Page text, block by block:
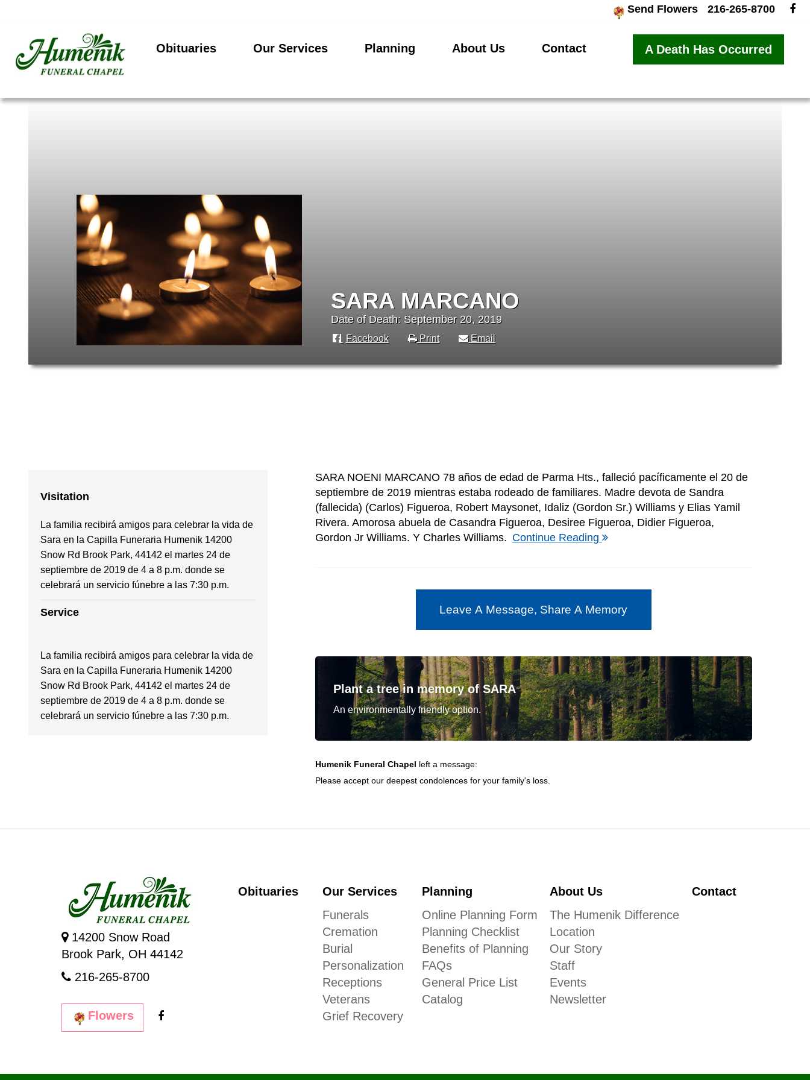
Send Flowers 216-265-8700
Obituaries Our Services Planning About Us Contact A Death Has Occurred
SARA MARCANO
Date of Death: September 20, 2019
Facebook Print Email
Visitation
La familia recibirá amigos para celebrar la vida de
Sara en la Capilla Funeraria Humenik 14200
Snow Rd Brook Park, 44142 el martes 24 de
septiembre de 2019 de 4 a 8 p.m. donde se
celebrará un servicio fúnebre a las 7:30 p.m.
Service
La familia recibirá amigos para celebrar la vida de
Sara en la Capilla Funeraria Humenik 14200
Snow Rd Brook Park, 44142 el martes 24 de
septiembre de 2019 de 4 a 8 p.m. donde se
celebrará un servicio fúnebre a las 7:30 p.m.
SARA NOENI MARCANO 78 años de edad de Parma Hts., falleció pacíficamente el 20 de
septiembre de 2019 mientras estaba rodeado de familiares. Madre devota de Sandra
(fallecida) (Carlos) Figueroa, Robert Maysonet, Idaliz (Gordon Sr.) Williams y Elias Yamil
Rivera. Amorosa abuela de Casandra Figueroa, Desiree Figueroa, Didier Figueroa,
Gordon Jr Williams. Y Charles Williams. Continue Reading
Leave A Message, Share A Memory
Plant a tree in memory of SARA
An environmentally friendly option.
Humenik Funeral Chapel left a message:
Please accept our deepest condolences for your family's loss.
14200 Snow Road
Brook Park, OH 44142
216-265-8700
Flowers
Obituaries
Our Services
Funerals
Cremation
Burial
Personalization
Receptions
Veterans
Grief Recovery
Planning
Online Planning Form
Planning Checklist
Benefits of Planning
FAQs
General Price List
Catalog
About Us
The Humenik Difference
Location
Our Story
Staff
Events
Newsletter
Contact